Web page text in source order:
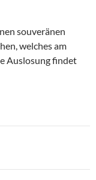
souveränen
welches am
Auslosung findet